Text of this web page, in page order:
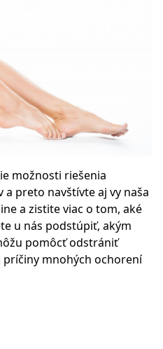
možnosti riešenia
preto navštívte aj vy naša
a zistite viac o tom, aké
u nás podstúpiť, akým
pomôcť odstrániť
príčiny mnohých ochorení